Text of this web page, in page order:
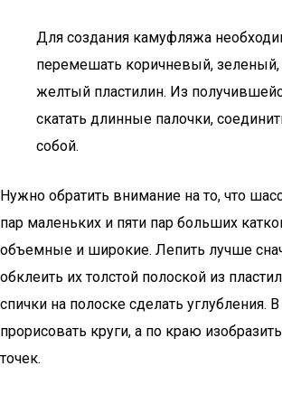
Для создания камуфляжа
перемешать коричневый,
желтый пластилин. Из
скатать длинные палочки,
собой.
Нужно обратить внимание на то, что
пар маленьких и пяти пар больших
объемные и широкие. Лепить лучше
обклеить их толстой полоской из
спички на полоске сделать углубления.
прорисовать круги, а по краю
точек.